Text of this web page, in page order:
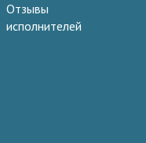
Отзывы
исполнителей